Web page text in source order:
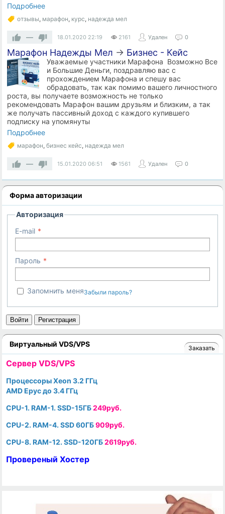
Подробнее
отзывы, марафон, курс, надежда мел
— 18.01.2020 22:19 2161 Удален 0
Марафон Надежды Мел → Бизнес - Кейс
Уважаемые участники Марафона Возможно Все
и Большие Деньги, поздравляю вас с
прохождением Марафона и спешу вас
обрадовать, так как помимо вашего личностного
роста, вы получаете возможность не только
рекомендовать Марафон вашим друзьям и близким, а так
же получать пассивный доход с каждого купившего
подписку на упомянуты
Подробнее
марафон,бизнес кейс, надежда мел
— 15.01.2020 06:51 1561 Удален 0
Форма авторизации
Авторизация
E-mail
Пароль
Запомнить меняЗабыли пароль?
Войти Регистрация
Виртуальный VDS/VPS Заказать
Cервер VDS/VPS
Процессоры Xeon 3.2 ГГц
AMD Epyc до 3.4 ГГц
CPU-1. RAM-1. SSD-15ГБ249руб.
CPU-2. RAM-4. SSD 60ГБ909руб.
CPU-8. RAM-12. SSD-120ГБ2619руб.
Провереный Хостер